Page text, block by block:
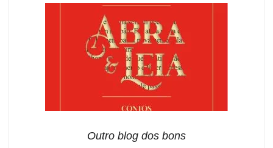
Outro blog dos bons